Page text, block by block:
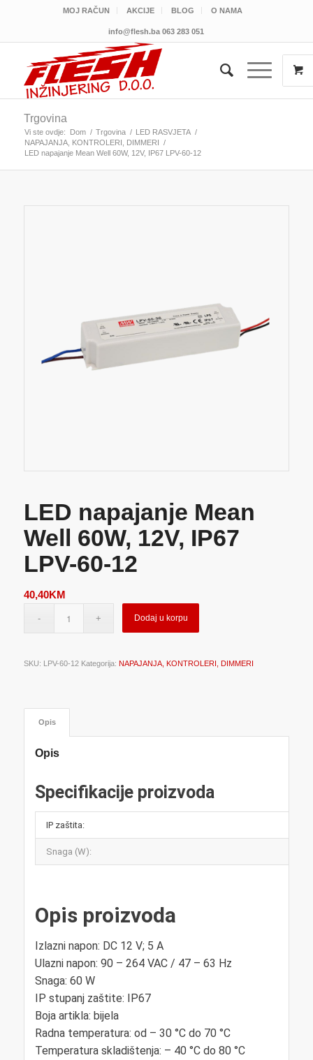
MOJ RAČUN AKCIJE BLOG O NAMA
info@flesh.ba 063 283 051
Trgovina
Vi ste ovdje: Dom / Trgovina / LED RASVJETA /
NAPAJANJA, KONTROLERI, DIMMERI /
LED napajanje Mean Well 60W, 12V, IP67 LPV-60-12
LED napajanje Mean
Well 60W, 12V, IP67
LPV-60-12
40,40KM
Dodaj u korpu
SKU: LPV-60-12 Kategorija: NAPAJANJA, KONTROLERI, DIMMERI
Opis
Opis
Specifikacije proizvoda
IP zaštita:
Snaga (W):
Opis proizvoda
Izlazni napon: DC 12 V; 5 A
Ulazni napon: 90 – 264 VAC / 47 – 63 Hz
Snaga: 60 W
IP stupanj zaštite: IP67
Boja artikla: bijela
Radna temperatura: od – 30 °C do 70 °C
Temperatura skladištenja: – 40 °C do 80 °C